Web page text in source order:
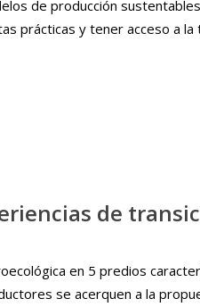
de producción
prácticas y tener acceso a
de
en 5 predios
se acerquen a la